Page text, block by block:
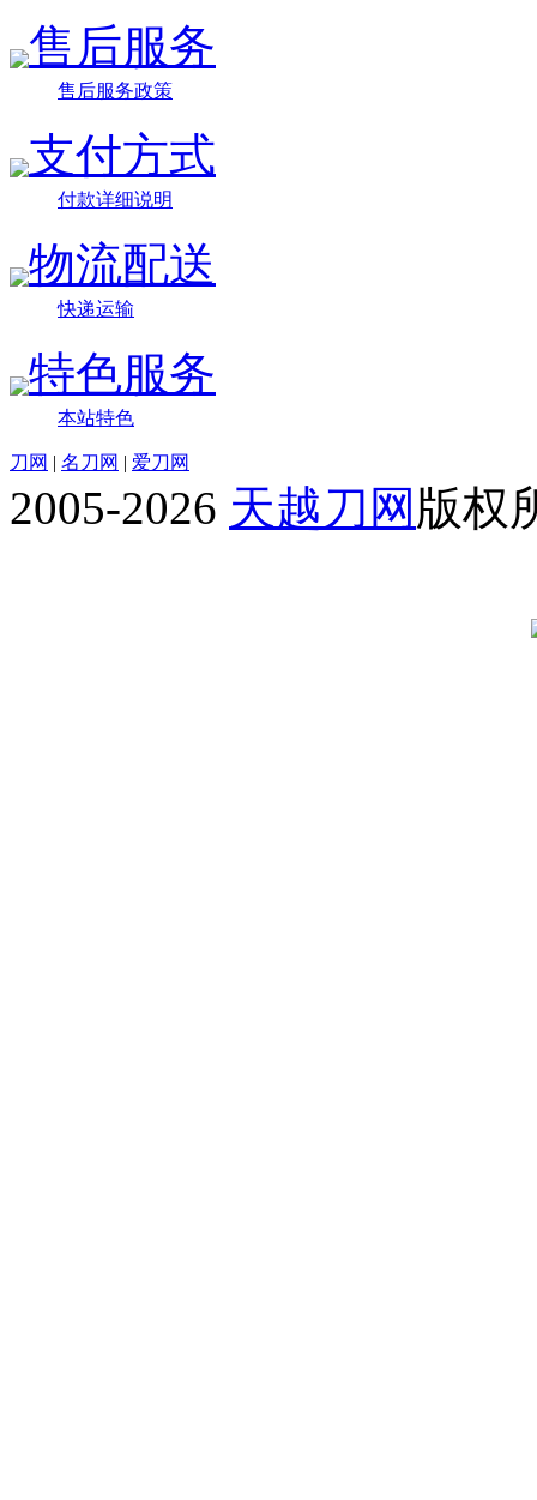
售后服务
售后服务政策
支付方式
付款详细说明
物流配送
快递运输
特色服务
本站特色
刀网 | 名刀网 | 爱刀网
2005-2026 天越刀网 版权